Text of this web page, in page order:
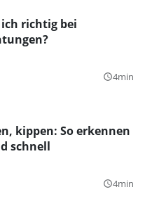
richtig bei
query_builder4min
kippen: So erkennen
schnell
query_builder4min